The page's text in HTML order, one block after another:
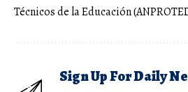
Técnicos de la Educación
Sign Up For Daily